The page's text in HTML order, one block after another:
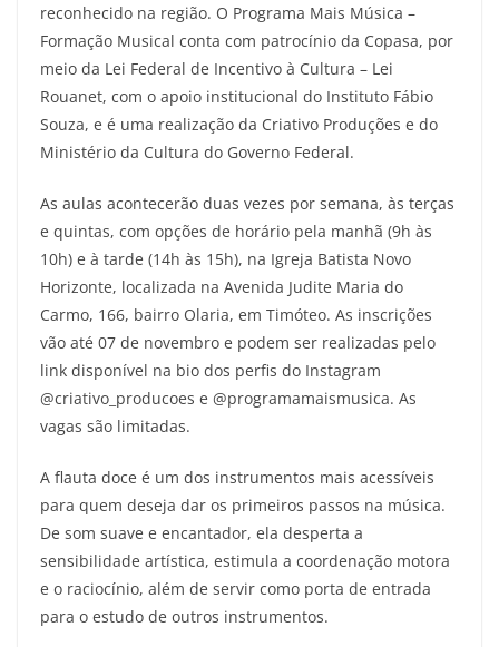
reconhecido na região. O Programa Mais Música –
Formação Musical conta com patrocínio da Copasa, por
meio da Lei Federal de Incentivo à Cultura – Lei
Rouanet, com o apoio institucional do Instituto Fábio
Souza, e é uma realização da Criativo Produções e do
Ministério da Cultura do Governo Federal.
As aulas acontecerão duas vezes por semana, às terças
e quintas, com opções de horário pela manhã (9h às
10h) e à tarde (14h às 15h), na Igreja Batista Novo
Horizonte, localizada na Avenida Judite Maria do
Carmo, 166, bairro Olaria, em Timóteo. As inscrições
vão até 07 de novembro e podem ser realizadas pelo
link disponível na bio dos perfis do Instagram
@criativo_producoes e @programamaismusica. As
vagas são limitadas.
A flauta doce é um dos instrumentos mais acessíveis
para quem deseja dar os primeiros passos na música.
De som suave e encantador, ela desperta a
sensibilidade artística, estimula a coordenação motora
e o raciocínio, além de servir como porta de entrada
para o estudo de outros instrumentos.